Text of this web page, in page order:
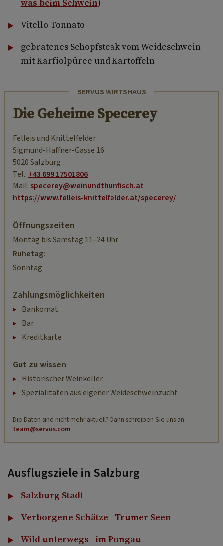
was beim Schwein)
Vitello Tonnato
gebratenes Schopfsteak vom Weideschwein
mit Karfiolpüree und Kartoffeln
SERVUS WIRTSHAUS
Die Geheime Specerey
Felleis und Knittelfelder
Sigmund-Haffner-Gasse 16
5020 Salzburg
Tel.:+43 699 17501806
Mail: specerey@weinundthunfisch.at
https://www.felleis-knittelfelder.at/specerey/
Öffnungszeiten
Montag bis Samstag 11–24 Uhr
Ruhetag:
Sonntag
Zahlungsmöglichkeiten
Bankomat
Bar
Kreditkarte
Gut zu wissen
Historischer Weinkeller
Spezialitäten aus eigener Weideschweinzucht
Die Daten sind nicht mehr aktuell? Dann schreiben Sie uns an
team@servus.com
Ausflugsziele in Salzburg
Salzburg Stadt
Verborgene Schätze - Trumer Seen
Wild unterwegs - im Pongau